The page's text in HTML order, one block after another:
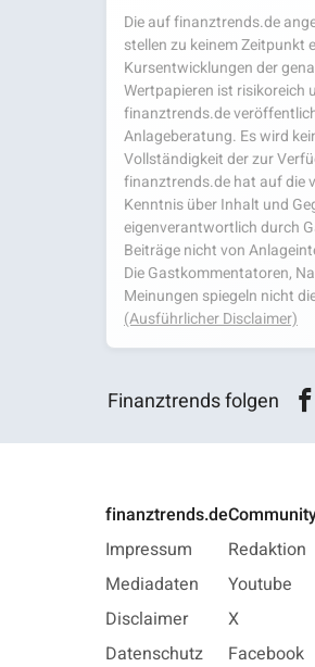
Die auf finanztrends.de
stellen zu keinem Zeitpunkt
Kursentwicklungen der
Wertpapieren ist risikoreich
finanztrends.de
Anlageberatung. Es wird
Vollständigkeit der zur
finanztrends.de hat auf die
Kenntnis über Inhalt und
eigenverantwortlich durch
Beiträge nicht von
Die Gastkommentatoren,
Meinungen spiegeln nicht
(Ausführlicher Disclaimer)
Finanztrends folgen
finanztrends.de
Impressum
Mediadaten
Disclaimer
Datenschutz
Redaktion
Youtube
X
Facebook